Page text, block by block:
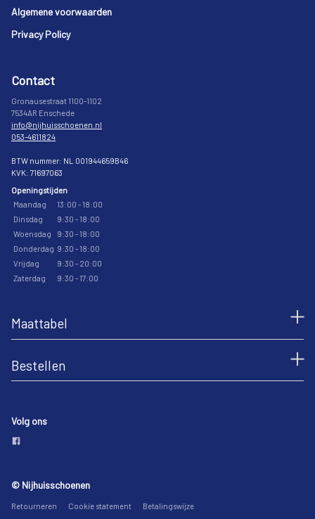
Footer
Algemene voorwaarden
Privacy Policy
Contact
Gronausestraat 1100-1102
7534AR Enschede
info@nijhuisschoenen.nl
053-4611824
BTW nummer: NL 001944659B46
KVK: 71697063
Openingstijden
Maandag
13:00 - 18:00
Dinsdag
9:30 - 18:00
Woensdag
9:30 - 18:00
Donderdag 9:30 - 18:00
Vrijdag
9:30 - 20:00
Zaterdag
9:30 - 17:00
Maattabel
Bestellen
Volg ons
© Nijhuisschoenen
Retourneren Cookie statement Betalingswijze